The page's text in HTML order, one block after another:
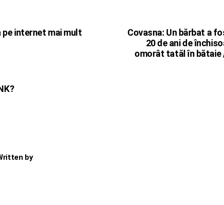
pe internet mai mult
Covasna: Un bărbat a
20 de ani de
omorât tatăl în bătaie
by